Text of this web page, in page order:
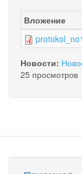
Вложение
Новости:
25 просмотров